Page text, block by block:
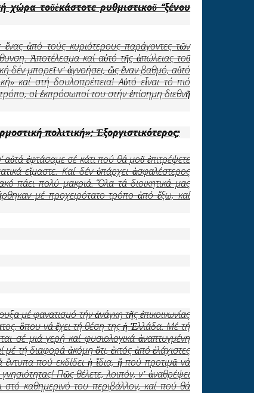
χώρα τοῦἑκάστοτε ρυθμιστικοῦ‘‘ξένου
ἀπό τούς κυριότερους παράγοντες τῶν
Ἀποτέλεσμα καί αὐτό τῆς ἀπώλειας τοῦ
δέν μπορεῖ ν᾿ ἀγνοήσει, ὥς ἕναν βαθμό, αὐτό
καί στή δουλοπρέπεια! Αὐτό εἶναι τό πιό
οἱ ἐκπρόσωποί του στήν ἐπίσημη διεθνῆ
πολιτική»;Ἐξοργιστικότερος;
αὐτά ἐφτάσαμε σέ κάτι πού θά μοῦ ἐπιτρέψετε
εἴμαστε. Καί δέν ὑπάρχει ἀσφαλέστερος
πάει πολύ μακριά. Ὅλα τά διοικητικά μας
μέ προχειρότατο τρόπο ἀπό ἔξω, καί
μέ φανατισμό τήν ἀνάγκη τῆς ἐπικοινωνίας
ὅπου νά ἔχει τή θέση της ἡ Ἑλλάδα. Μέ τή
σέ μιά γερή καί φυσιολογικά ἀναπτυγμένη
μέ τή διαφορά ἀκόμη ὅτι, ἐκτός ἀπό ἐλάχιστες
ἔντυπα πού εκδίδει ἡ ἴδια, ἤ πού προτιμᾶ νά
Πῶς θέλετε, λοιπόν, ν᾿ ἀναθρέψει
καθημερινό του περιβάλλον, καί πού θά